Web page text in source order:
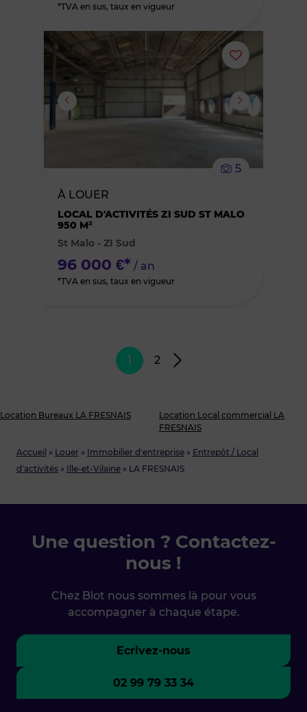
Accueil » Louer » Immobilier d'entreprise » Entrepôt / Local
d’activités » Ille-et-Vilaine » LA FRESNAIS
*TVA en sus, taux en vigueur
Ajouter
ou
supprimer
des
5
À LOUER
LOCAL D'ACTIVITÉS ZI SUD ST MALO
950 M²
St Malo - ZI Sud
96 000 €* / an
*TVA en sus, taux en vigueur
1 2
Location Bureaux LA FRESNAIS
Location Local commercial LA
FRESNAIS
Une question ? Contactez-
nous !
Chez Blot nous sommes là pour vous
accompagner à chaque étape.
Ecrivez-nous
02 99 79 33 34